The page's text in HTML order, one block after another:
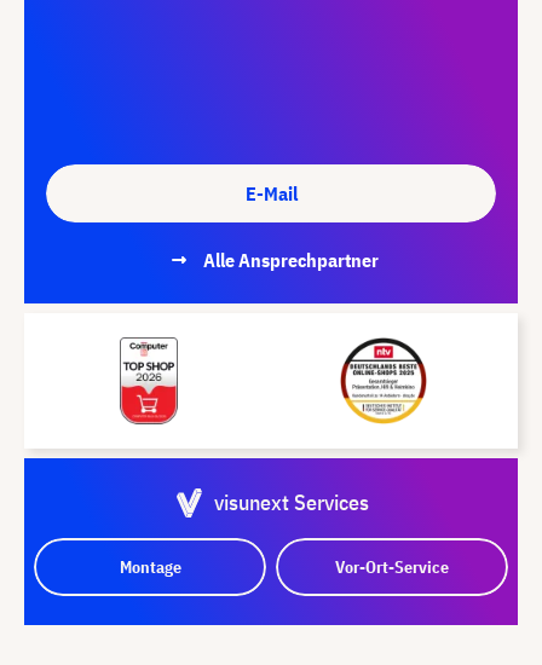
E-Mail
Alle Ansprechpartner
visunext Services
Montage Vor-Ort-Service